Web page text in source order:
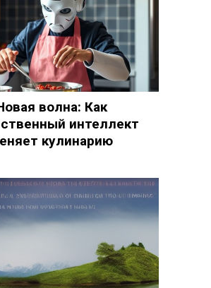
волна: Как
интеллект
кулинарию